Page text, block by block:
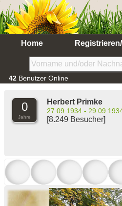
Home
42 Benutzer Online
0
Jahre
Herbert Primke
27.09.1934 -
[8.249 Besucher]